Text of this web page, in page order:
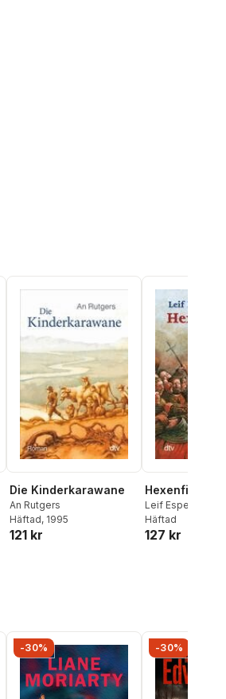
Die Kinderkarawane
An Rutgers
Häftad, 1995
121 kr
Hexenfieber
Leif Esper
Häftad
127 kr
-30% -30%